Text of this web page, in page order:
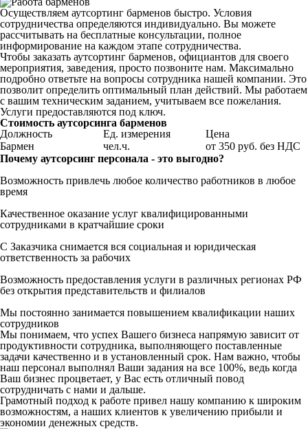
Осуществляем аутсортинг барменов быстро. Условия
сотрудничества определяются индивидуально. Вы можете
рассчитывать на бесплатные консультации, полное
информирование на каждом этапе сотрудничества.
Чтобы заказать аутсортинг барменов, официантов для своего
мероприятия, заведения, просто позвоните нам. Максимально
подробно ответьте на вопросы сотрудника нашей компании. Это
позволит определить оптимальный план действий. Мы работаем
с вашим техническим заданием, учитываем все пожелания.
Услуги предоставляются под ключ.
Стоимость аутсорсинга барменов
Должность
Ед. измерения
Цена
Бармен
чел.ч.
от 350 руб. без НДС
Почему аутсорсинг персонала - это выгодно?
Возможность привлечь любое количество работников в любое
время
Качественное оказание услуг квалифицированными
сотрудниками в кратчайшие сроки
С Заказчика снимается вся социальная и юридическая
ответственность за рабочих
Возможность предоставления услуги в различных регионах РФ
без открытия представительств и филиалов
Мы постоянно занимается повышением квалификации наших
сотрудников
Мы понимаем, что успех Вашего бизнеса напрямую зависит от
продуктивности сотрудника, выполняющего поставленные
задачи качественно и в установленный срок. Нам важно, чтобы
наш персонал выполнял Ваши задания на все 100%, ведь когда
Ваш бизнес процветает, у Вас есть отличный повод
сотрудничать с нами и дальше.
Грамотный подход к работе привел нашу компанию к широким
возможностям, а наших клиентов к увеличению прибыли и
экономии денежных средств.